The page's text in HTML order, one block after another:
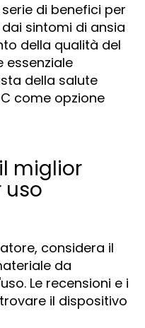
di benefici per
sintomi di ansia
della qualità del
essenziale
della salute
come opzione
miglior
uso
considera il
da
Le recensioni e i
il dispositivo